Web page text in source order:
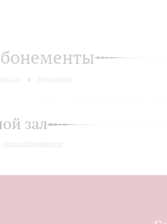
зал
Архив абонементов